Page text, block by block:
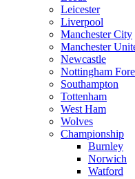
Leicester
Liverpool
Manchester City
Manchester
Newcastle
Nottingham
Southampton
Tottenham
West Ham
Wolves
Championship
Burnley
Norwich
Watford